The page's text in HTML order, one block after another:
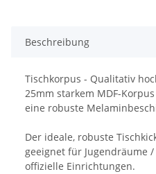
Beschreibung
Tischkorpus - Qualitativ
25mm starkem MDF-
eine robuste
Der ideale, robuste
geeignet für Jugendräume
offizielle Einrichtungen.